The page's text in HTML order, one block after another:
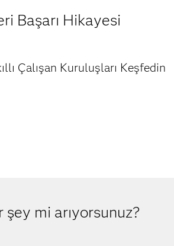
Başarı Hikayesi
Çalışan Kuruluşları Keşfedin
şey mi arıyorsunuz?